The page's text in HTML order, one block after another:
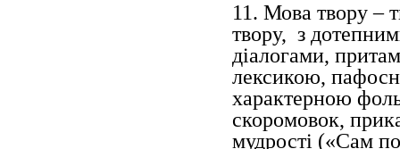
11. Мова твору –
твору, з
діалогами,
лексикою,
характерною
скоромовок,
мудрості («Сам